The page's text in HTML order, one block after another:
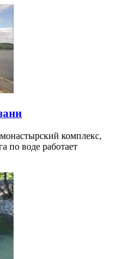
комплекс,
по воде работает